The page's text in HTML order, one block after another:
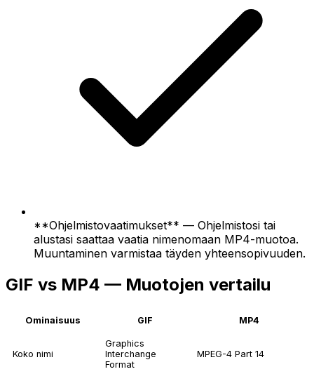
**Ohjelmistovaatimukset** — Ohjelmistosi tai
alustasi saattaa vaatia nimenomaan MP4-muotoa.
Muuntaminen varmistaa täyden yhteensopivuuden.
GIF vs MP4 — Muotojen vertailu
Ominaisuus GIF MP4
Koko nimi
Graphics
Interchange
Format
MPEG-4 Part 14